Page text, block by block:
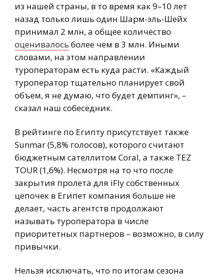
из нашей страны, в то время как 9–10 лет
назад только лишь один Шарм-эль-Шейх
принимал 2 млн, а общее количество
оценивалось более чем в 3 млн. Иными
словами, на этом направлении
туроператорам есть куда расти. «Каждый
туроператор тщательно планирует свой
объем, я не думаю, что будет демпинг», –
сказал наш собеседник.
В рейтинге по Египту присутствует также
Sunmar (5,8% голосов), которого считают
бюджетным сателлитом Coral, а также TEZ
TOUR (1,6%). Несмотря на то что после
закрытия пролета для iFly собственных
цепочек в Египет компания больше не
делает, часть агентств продолжают
называть туроператора в числе
приоритетных партнеров – возможно, в силу
привычки.
Нельзя исключать, что по итогам сезона